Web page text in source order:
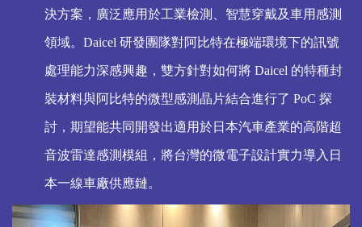
決方案，廣泛應用於工業檢測、智慧穿戴及車用感測
領域。 Daicel 研發團隊對阿比特在極端環境下的訊號
處理能力深感興趣，雙方針對如何將 Daicel 的特種封
裝材料與阿比特的微型感測晶片結合進行了 PoC 探
討，期望能共同開發出適用於日本汽車產業的高階超
音波雷達感測模組，將台灣的微電子設計實力導入日
本一線車廠供應鏈。